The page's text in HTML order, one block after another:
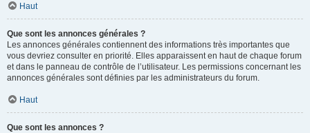
Haut
Que sont les annonces générales ?
Les annonces générales contiennent des informations très importantes que
vous devriez consulter en priorité. Elles apparaissent en haut de chaque forum
et dans le panneau de contrôle de l’utilisateur. Les permissions concernant les
annonces générales sont définies par les administrateurs du forum.
Haut
Que sont les annonces ?